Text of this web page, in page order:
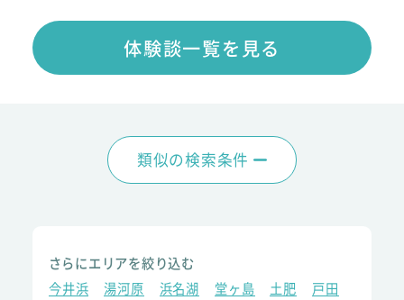
体験談一覧を見る
類似の検索条件
さらにエリアを絞り込む
今井浜
湯河原 浜名湖 堂ヶ島 土肥
戸田